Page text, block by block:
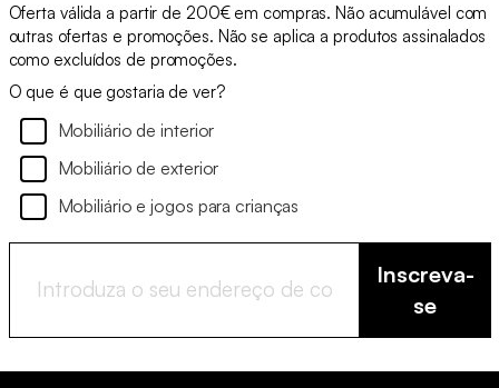
Oferta válida a partir de 200€ em compras. Não acumulável com
outras ofertas e promoções. Não se aplica a produtos assinalados
como excluídos de promoções.
O que é que gostaria de ver?
Mobiliário de interior
Mobiliário de exterior
Mobiliário e jogos para crianças
Inscreva-
se